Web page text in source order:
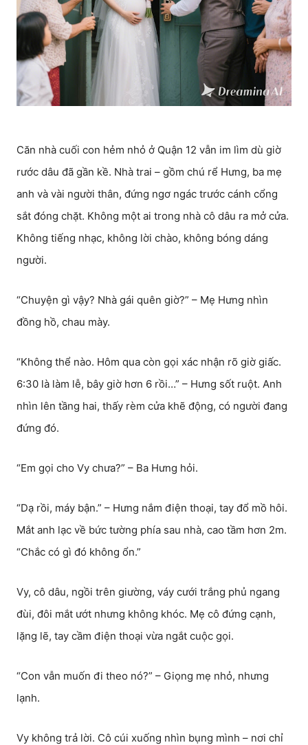
Căn nhà cuối con hẻm nhỏ ở Quận 12 vẫn im lìm dù giờ
rước dâu đã gần kề. Nhà trai – gồm chú rể Hưng, ba mẹ
anh và vài người thân, đứng ngơ ngác trước cánh cổng
sắt đóng chặt. Không một ai trong nhà cô dâu ra mở cửa.
Không tiếng nhạc, không lời chào, không bóng dáng
người.
“Chuyện gì vậy? Nhà gái quên giờ?” – Mẹ Hưng nhìn
đồng hồ, chau mày.
“Không thể nào. Hôm qua còn gọi xác nhận rõ giờ giấc.
6:30 là làm lễ, bây giờ hơn 6 rồi…” – Hưng sốt ruột. Anh
nhìn lên tầng hai, thấy rèm cửa khẽ động, có người đang
đứng đó.
“Em gọi cho Vy chưa?” – Ba Hưng hỏi.
“Dạ rồi, máy bận.” – Hưng nắm điện thoại, tay đổ mồ hôi.
Mắt anh lạc về bức tường phía sau nhà, cao tầm hơn 2m.
“Chắc có gì đó không ổn.”
Vy, cô dâu, ngồi trên giường, váy cưới trắng phủ ngang
đùi, đôi mắt ướt nhưng không khóc. Mẹ cô đứng cạnh,
lặng lẽ, tay cầm điện thoại vừa ngắt cuộc gọi.
“Con vẫn muốn đi theo nó?” – Giọng mẹ nhỏ, nhưng
lạnh.
Vy không trả lời. Cô cúi xuống nhìn bụng mình – nơi chỉ